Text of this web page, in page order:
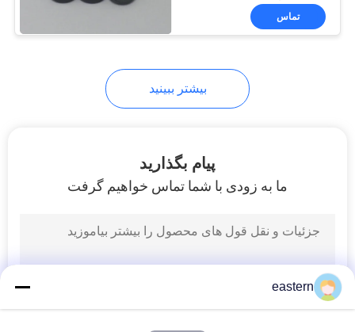
PRIVACY
10 میلی لیتر فنجان
45
تماس
بیشتر ببینید
پیام بگذارید
ما به زودی با شما تماس خواهیم گرفت
eastern